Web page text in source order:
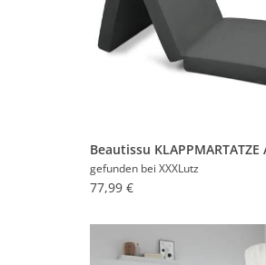
gefunden bei XXXLutz
77,99 €